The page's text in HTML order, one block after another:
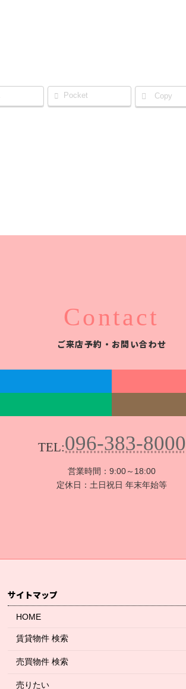
Pocket Copy
Contact
ご来店予約・お問い合わせ
TEL:096-383-8000
営業時間：9:00～18:00
定休日：土日祝日 年末年始等
サイトマップ
HOME
賃貸物件 検索
売買物件 検索
売りたい